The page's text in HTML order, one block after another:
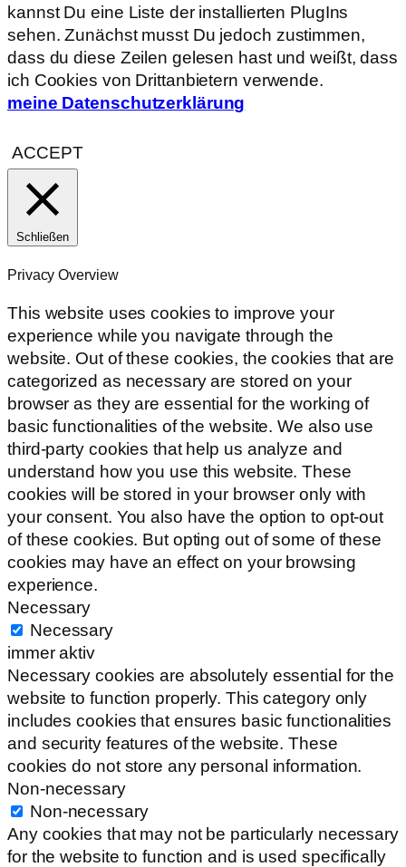
kannst Du eine Liste der installierten PlugIns
sehen. Zunächst musst Du jedoch zustimmen,
dass du diese Zeilen gelesen hast und weißt, dass
ich Cookies von Drittanbietern verwende.
meine Datenschutzerklärung
ACCEPT
Schließen
Privacy Overview
This website uses cookies to improve your
experience while you navigate through the
website. Out of these cookies, the cookies that are
categorized as necessary are stored on your
browser as they are essential for the working of
basic functionalities of the website. We also use
third-party cookies that help us analyze and
understand how you use this website. These
cookies will be stored in your browser only with
your consent. You also have the option to opt-out
of these cookies. But opting out of some of these
cookies may have an effect on your browsing
experience.
Necessary
Necessary
immer aktiv
Necessary cookies are absolutely essential for the
website to function properly. This category only
includes cookies that ensures basic functionalities
and security features of the website. These
cookies do not store any personal information.
Non-necessary
Non-necessary
Any cookies that may not be particularly necessary
for the website to function and is used specifically